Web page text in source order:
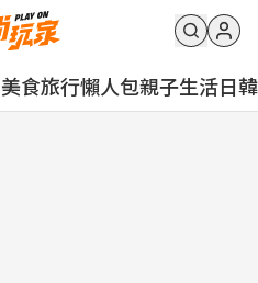
美食旅行懶人包親子生活日韓